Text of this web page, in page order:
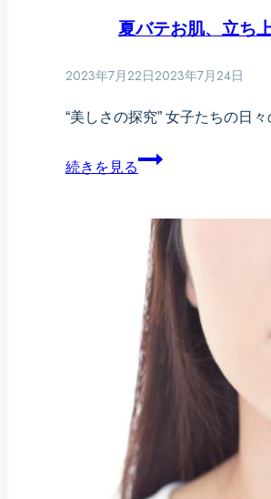
美
液
で
プ
イ
ズ
変
身
✨
夏バテお肌、立ち
2023年7月22日2023年7月24日
“美しさの探究” 女子たちの日
続きを見る夏
テ
お
肌、
立
ち
上
が
れ！